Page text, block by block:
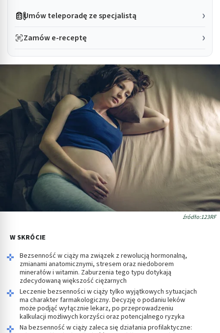
Umów teleporadę ze specjalistą
Zamów e-receptę
źródło:123RF
W SKRÓCIE
Bezsenność w ciąży ma związek z rewolucją hormonalną,
zmianami anatomicznymi, stresem oraz niedoborem
minerałów i witamin. Zaburzenia tego typu dotykają
zdecydowaną większość ciężarnych
Leczenie bezsenności w ciąży tylko wyjątkowych sytuacjach
ma charakter farmakologiczny. Decyzję o podaniu leków
może podjąć wyłącznie lekarz, po przeprowadzeniu
kalkulacji możliwych korzyści oraz potencjalnego ryzyka
Na bezsenność w ciąży zaleca się działania profilaktyczne: